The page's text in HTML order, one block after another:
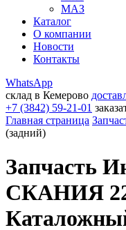
МАЗ
Каталог
О компании
Новости
Контакты
WhatsApp
склад в Кемерово
+7 (3842) 59-21-01
Главная страница
(задний)
Запчасть
СКАНИЯ